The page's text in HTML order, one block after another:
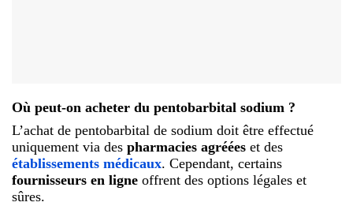
Où peut-on acheter du pentobarbital sodium ?
L’achat de pentobarbital de sodium doit être effectué
uniquement via des pharmacies agréées et des
établissements médicaux. Cependant, certains
fournisseurs en ligne offrent des options légales et
sûres.